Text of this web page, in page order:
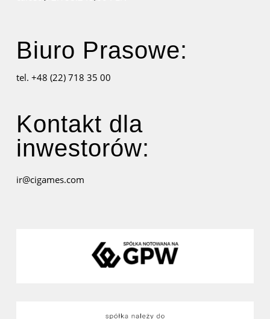
Biuro Prasowe:
tel. +48 (22) 718 35 00
Kontakt dla
inwestorów:
ir@cigames.com